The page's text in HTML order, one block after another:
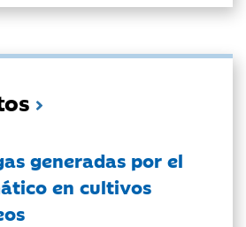
generadas por el
en cultivos